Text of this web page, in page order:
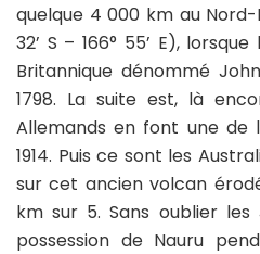
quelque 4 000 km au
32’ S – 166° 55’ E),
Britannique dénommé
1798. La suite est, là
Allemands en font une de
1914. Puis ce sont les
sur cet ancien volcan
km sur 5. Sans oublier les
possession de Nauru